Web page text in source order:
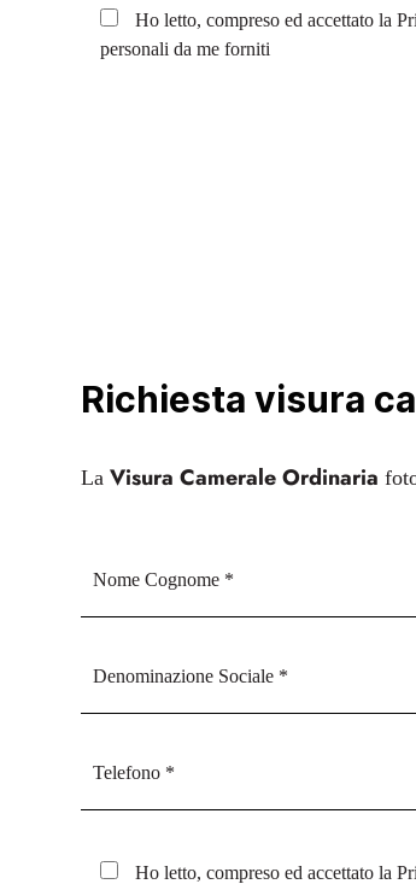
Ho letto, compreso ed accettato la
personali da me forniti
Richiesta visura
La Visura Camerale Ordinaria
Ho letto, compreso ed accettato la